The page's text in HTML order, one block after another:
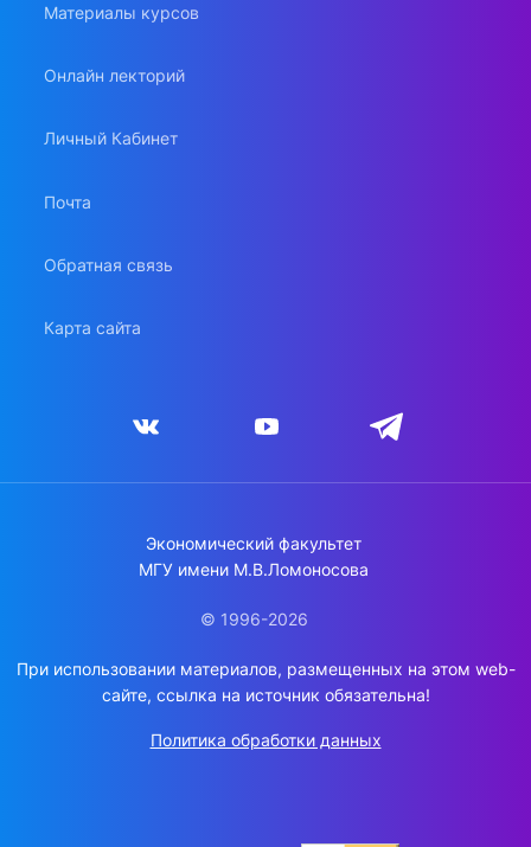
Материалы курсов
Онлайн лекторий
Личный Кабинет
Почта
Обратная связь
Карта сайта
Экономический факультет
МГУ имени М.В.Ломоносова
© 1996-2026
При использовании материалов, размещенных на этом web-
сайте, ссылка на источник обязательна!
Политика обработки данных